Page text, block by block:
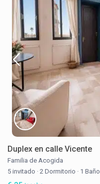
Duplex en calle Vicente
Familia de Acogida
5 invitado · 2 Dormitorio · 1 Baño